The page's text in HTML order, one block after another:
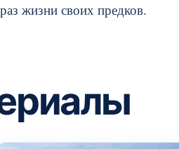
жизни своих предков.